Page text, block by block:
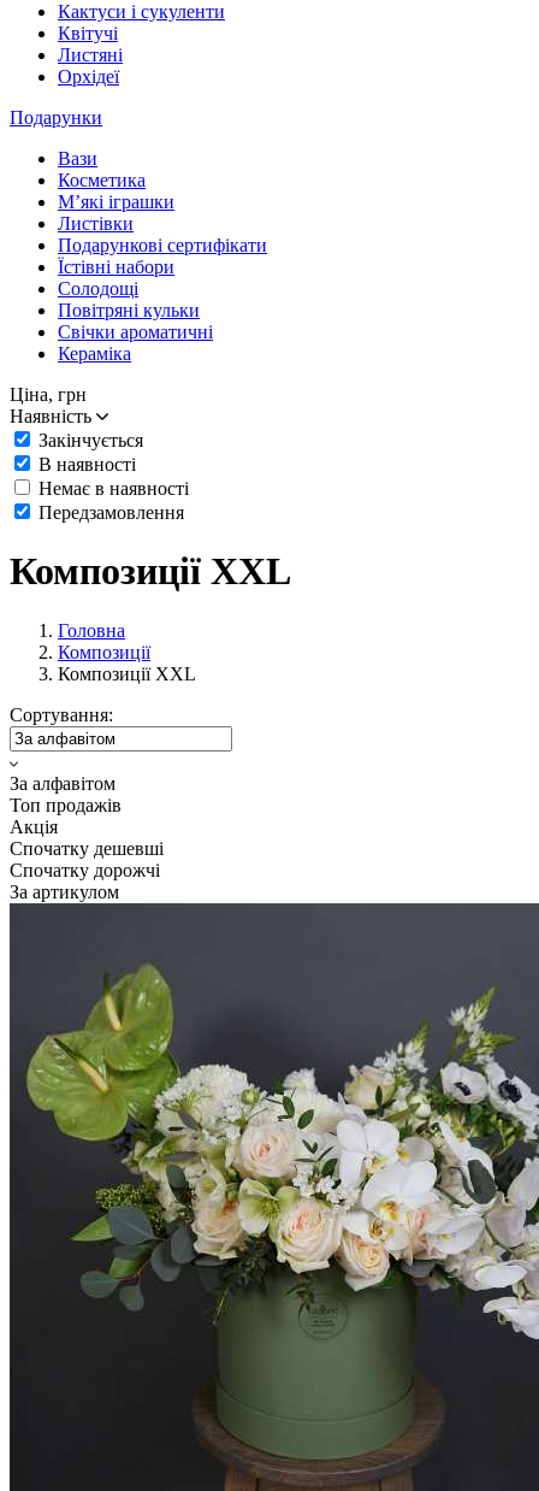
Кактуси і сукуленти
Квітучі
Листяні
Орхідеї
Подарунки
Вази
Косметика
М’які іграшки
Листівки
Подарункові сертифікати
Їстівні набори
Солодощі
Повітряні кульки
Свічки ароматичні
Кераміка
Ціна, грн
Наявність
Закінчується
В наявності
Немає в наявності
Передзамовлення
Композиції XXL
Головна
Композиції
Композиції XXL
Сортування:
За алфавітом
Топ продажів
Акція
Спочатку дешевші
Спочатку дорожчі
За артикулом